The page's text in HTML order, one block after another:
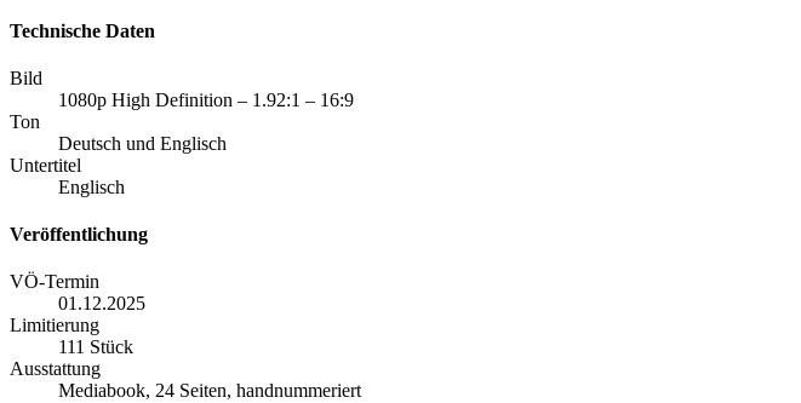
Technische Daten
Bild
1080p High Definition – 1.92:1 – 16:9
Ton
Deutsch und Englisch
Untertitel
Englisch
Veröffentlichung
VÖ-Termin
01.12.2025
Limitierung
111 Stück
Ausstattung
Mediabook, 24 Seiten, handnummeriert